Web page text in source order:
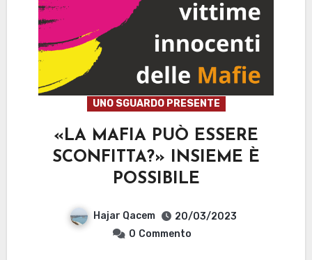
UNO SGUARDO PRESENTE
«LA MAFIA PUÒ ESSERE
SCONFITTA?» INSIEME È
POSSIBILE
Hajar Qacem
20/03/2023
0 Commento